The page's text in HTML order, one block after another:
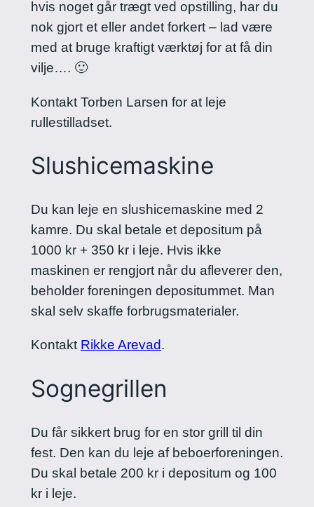
hvis noget går trægt ved opstilling, har du
nok gjort et eller andet forkert – lad være
med at bruge kraftigt værktøj for at få din
vilje…. 🙂
Kontakt Torben Larsen for at leje
rullestilladset.
Slushicemaskine
Du kan leje en slushicemaskine med 2
kamre. Du skal betale et depositum på
1000 kr + 350 kr i leje. Hvis ikke
maskinen er rengjort når du afleverer den,
beholder foreningen depositummet. Man
skal selv skaffe forbrugsmaterialer.
Kontakt Rikke Arevad.
Sognegrillen
Du får sikkert brug for en stor grill til din
fest. Den kan du leje af beboerforeningen.
Du skal betale 200 kr i depositum og 100
kr i leje.